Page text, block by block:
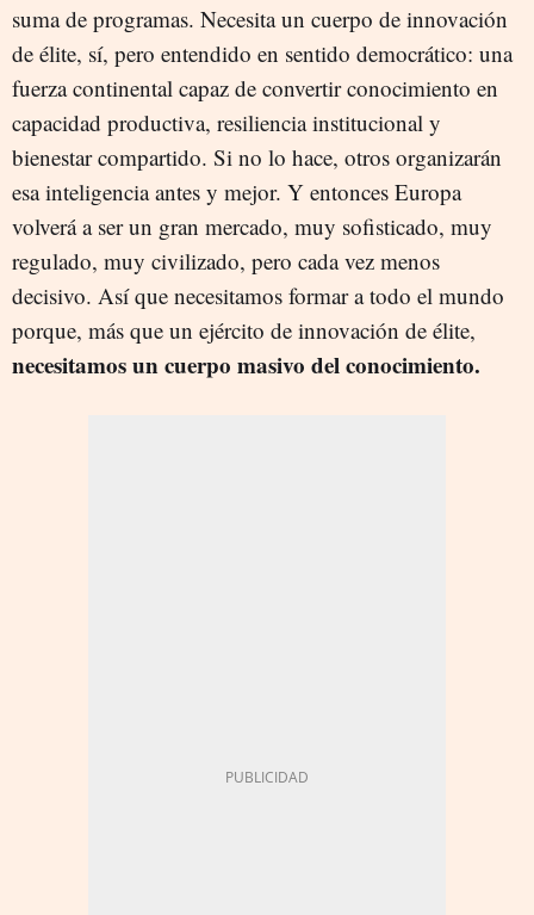
suma de programas. Necesita un cuerpo de innovación
de élite, sí, pero entendido en sentido democrático: una
fuerza continental capaz de convertir conocimiento en
capacidad productiva, resiliencia institucional y
bienestar compartido. Si no lo hace, otros organizarán
esa inteligencia antes y mejor. Y entonces Europa
volverá a ser un gran mercado, muy sofisticado, muy
regulado, muy civilizado, pero cada vez menos
decisivo. Así que necesitamos formar a todo el mundo
porque, más que un ejército de innovación de élite,
necesitamosun cuerpo masivo del conocimiento.